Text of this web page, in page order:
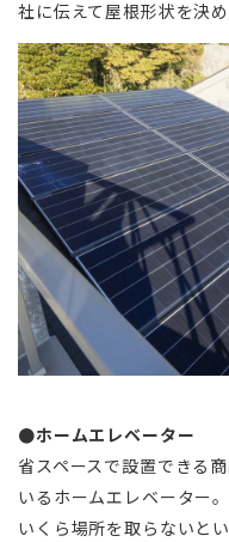
社に伝えて屋根形状を決め
●ホームエレベーター
省スペースで設置できる
いるホームエレベーター。
いくら場所を取らないと